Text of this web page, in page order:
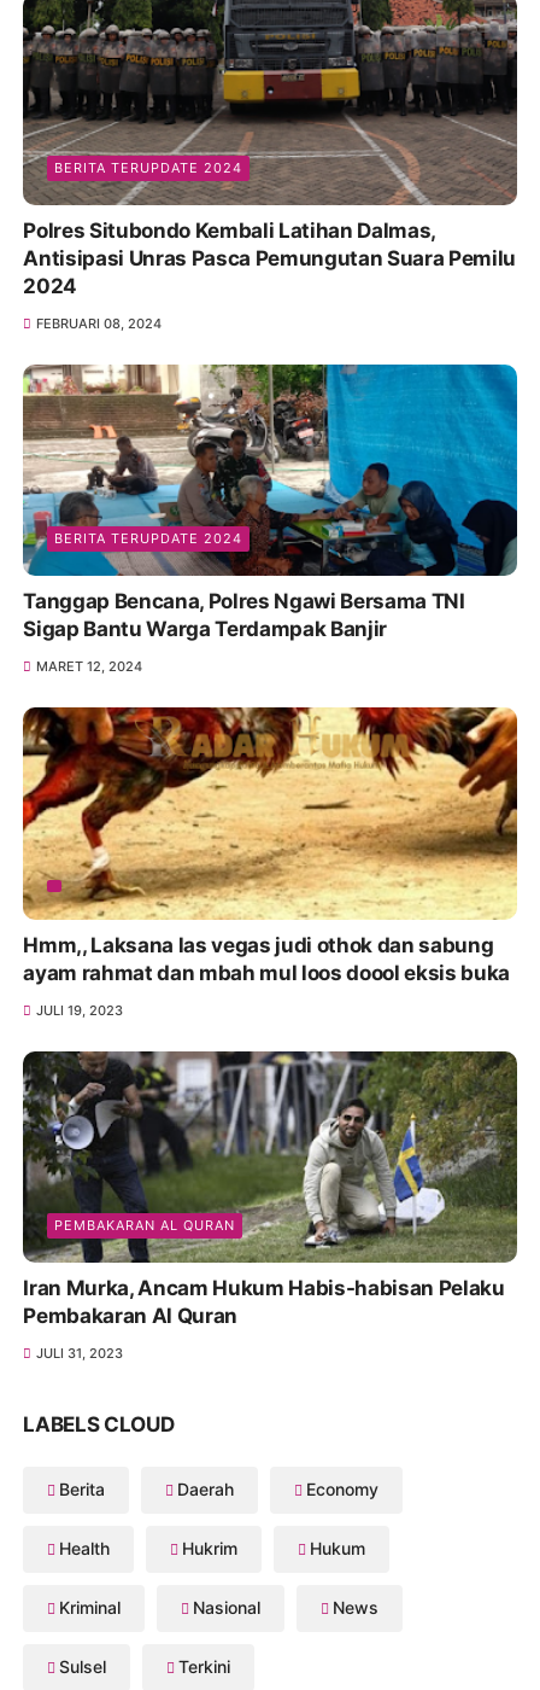
BERITA TERUPDATE 2024
Polres Situbondo Kembali Latihan Dalmas,
Antisipasi Unras Pasca Pemungutan Suara Pemilu
2024
FEBRUARI 08, 2024
BERITA TERUPDATE 2024
Tanggap Bencana, Polres Ngawi Bersama TNI
Sigap Bantu Warga Terdampak Banjir
MARET 12, 2024
Hmm,, Laksana las vegas judi othok dan sabung
ayam rahmat dan mbah mul loos doool eksis buka
JULI 19, 2023
PEMBAKARAN AL QURAN
Iran Murka, Ancam Hukum Habis-habisan Pelaku
Pembakaran Al Quran
JULI 31, 2023
LABELS CLOUD
Berita Daerah Economy
Health Hukrim Hukum
Kriminal Nasional News
Sulsel Terkini